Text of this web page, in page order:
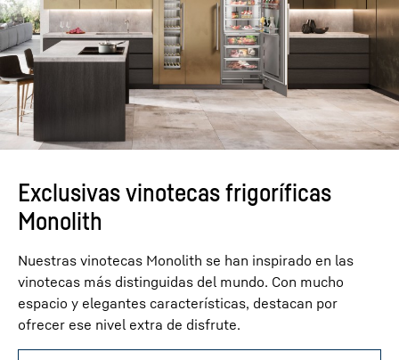
Exclusivas vinotecas frigoríficas
Monolith
Nuestras vinotecas Monolith se han inspirado en las
vinotecas más distinguidas del mundo. Con mucho
espacio y elegantes características, destacan por
ofrecer ese nivel extra de disfrute.